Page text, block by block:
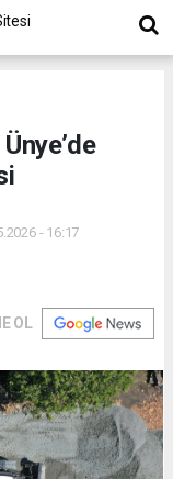
- 16:17
OL